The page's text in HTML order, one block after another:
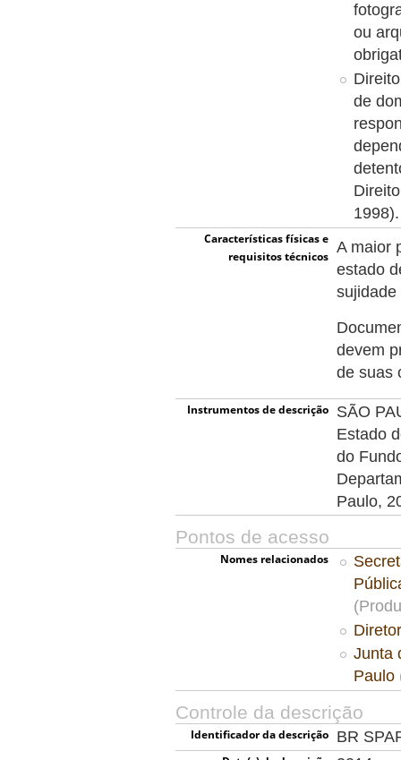
ou
de
1998).
Características físicas e
requisitos técnicos
A maior
estado
devem
de suas
Instrumentos de descrição
SÃO
Estado
do
Paulo,
Pontos de acesso
Nomes relacionados
Junta
Paulo
Controle da descrição
Identificador da descrição BR